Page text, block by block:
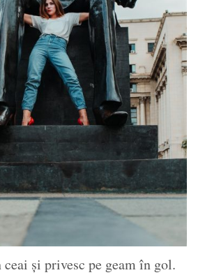
și privesc pe geam în gol.